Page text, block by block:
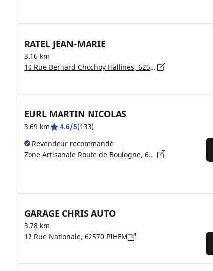
RATEL JEAN-MARIE
3.16 km
10 Rue Bernard Chochoy Hallines, 62570 WIZERNES
EURL MARTIN NICOLAS
3.69 km 4.6/5(133)
Revendeur recommandé
Zone Artisanale Route de Boulogne, 62500 TATINGHEM
GARAGE CHRIS AUTO
3.78 km
12 Rue Nationale, 62570 PIHEM